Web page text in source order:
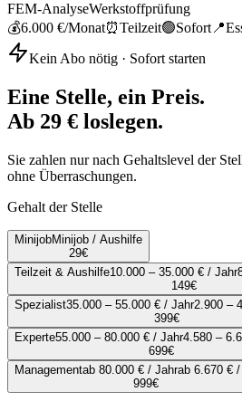
FEM-AnalyseWerkstoffprüfung
💰6.000 €/Monat⏰Teilzeit🟢Sofort 📍
Kein Abo nötig · Sofort starten
Eine Stelle, ein Preis.
Ab 29 € loslegen.
Sie zahlen nur nach Gehaltslevel der
ohne Überraschungen.
Gehalt der Stelle
MinijobMinijob / Aushilfe
29€
Teilzeit & Aushilfe10.000 – 35.000 € / Jahr
149€
Spezialist35.000 – 55.000 € / Jahr2.900 –
399€
Experte55.000 – 80.000 € / Jahr4.580 –
699€
Managementab 80.000 € / Jahrab 6.670 €
999€